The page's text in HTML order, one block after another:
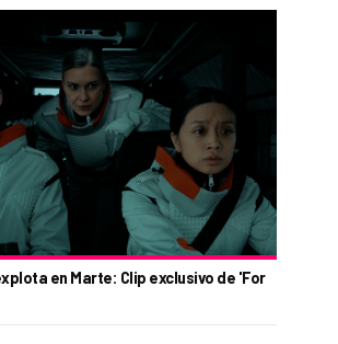
en Marte: Clip exclusivo de 'For